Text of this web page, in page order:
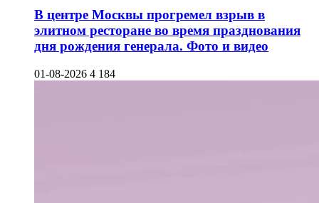
В центре Москвы прогремел взрыв в
элитном ресторане во время празднования
дня рождения генерала. Фото и видео
01-08-2026 4 184